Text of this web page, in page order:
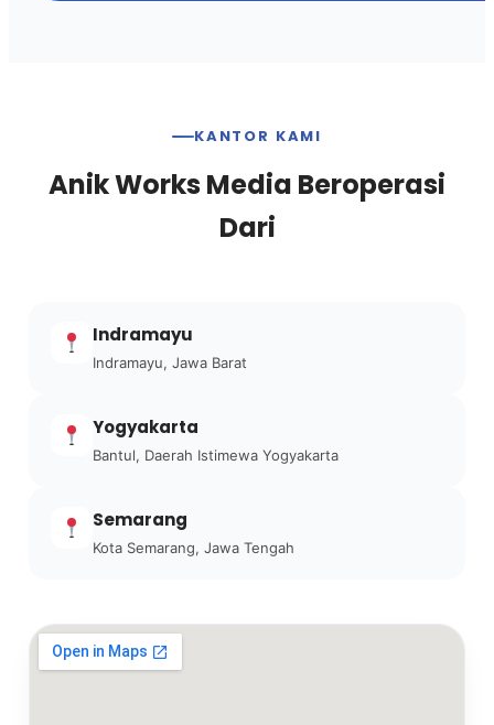
KANTOR KAMI
Anik Works Media Beroperasi
Dari
Indramayu
Indramayu, Jawa Barat
Yogyakarta
Bantul, Daerah Istimewa Yogyakarta
Semarang
Kota Semarang, Jawa Tengah